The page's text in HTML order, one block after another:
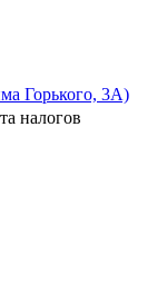
Горького, 3А)
налогов